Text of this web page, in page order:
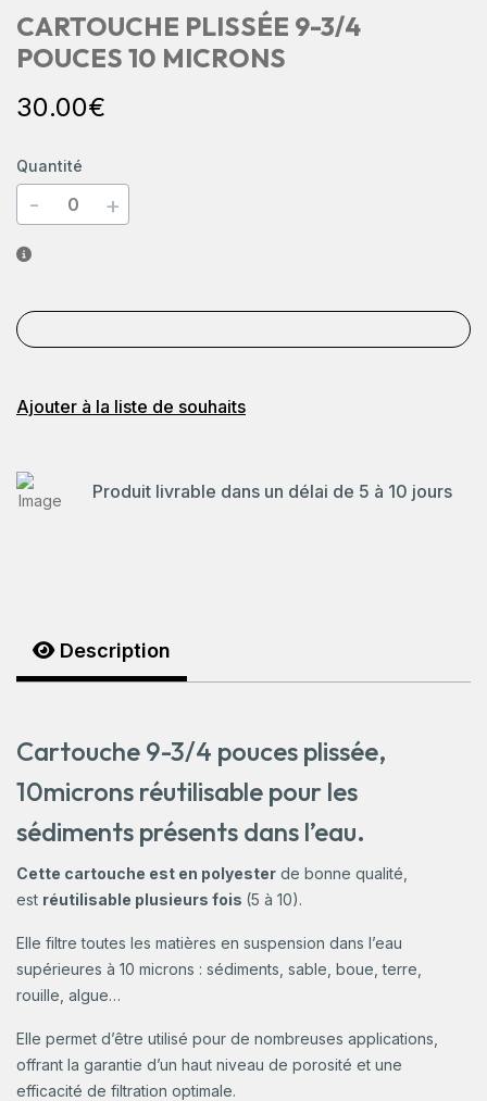
CARTOUCHE PLISSÉE 9-3/4
POUCES 10 MICRONS
30.00€
Quantité
- +
Ajouter à la liste de souhaits
Produit livrable dans un délai de 5 à 10 jours
Description
Cartouche 9-3/4 pouces plissée,
10microns réutilisable pour les
sédiments présents dans l’eau.
Cette cartouche est en polyester de bonne qualité,
est réutilisable plusieurs fois (5 à 10).
Elle filtre toutes les matières en suspension dans l’eau
supérieures à 10 microns : sédiments, sable, boue, terre,
rouille, algue…
Elle permet d’être utilisé pour de nombreuses applications,
offrant la garantie d’un haut niveau de porosité et une
efficacité de filtration optimale.